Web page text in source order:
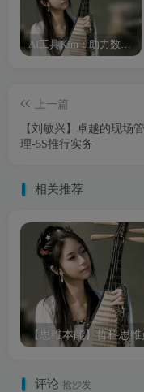
AI工具Kim：助力数字化转型的智能助手
上一篇
【刘敏兴】卓越的现场管
理-5S推行实务
相关推荐
【思维本能】哲科思
评论 抢沙发